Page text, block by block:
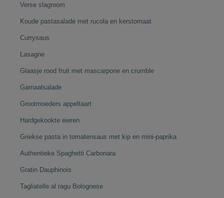
Verse slagroom
Koude pastasalade met rucola en kerstomaat
Currysaus
Lasagne
Glaasje rood fruit met mascarpone en crumble
Garnaalsalade
Grootmoeders appeltaart
Hardgekookte eieren
Griekse pasta in tomatensaus met kip en mini-paprika
Authentieke Spaghetti Carbonara
Gratin Dauphinois
Tagliatelle al ragu Bolognese